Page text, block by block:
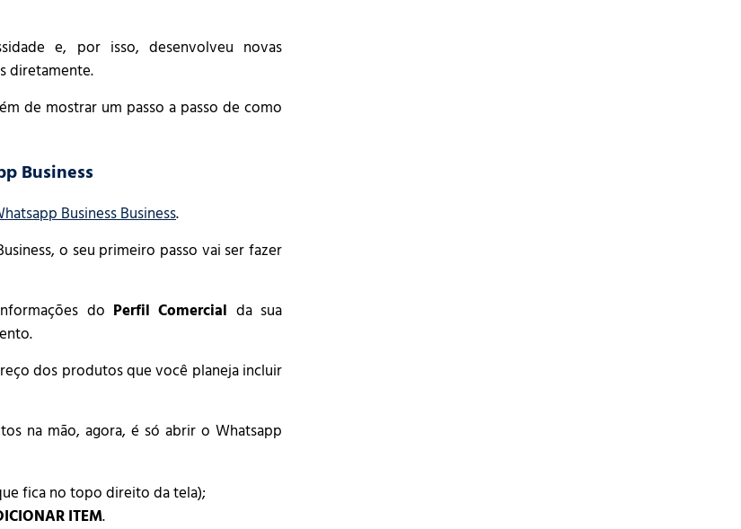
e, por isso, desenvolveu novas
diretamente.
de mostrar um passo a passo de como
Business
Business Business.
o seu primeiro passo vai ser fazer
do Perfil Comercial da sua
dos produtos que você planeja incluir
na mão, agora, é só abrir o Whatsapp
fica no topo direito da tela);
ITEM.